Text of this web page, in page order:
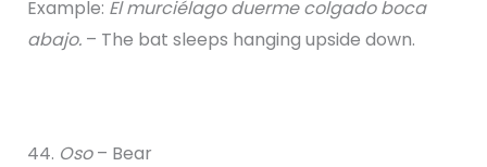
Example: El murciélago duerme colgado boca
abajo.– The bat sleeps hanging upside down.
44. Oso– Bear